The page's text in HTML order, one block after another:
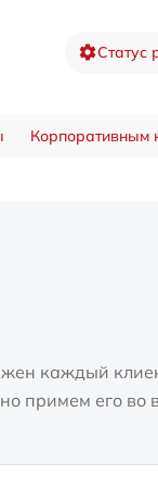
Статус
Корпоративным
каждый
примем его во